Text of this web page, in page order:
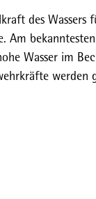
des
Am
Wasser im
werden